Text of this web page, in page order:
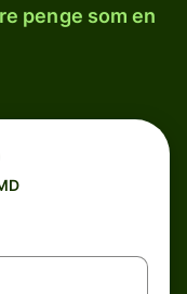
penge som en